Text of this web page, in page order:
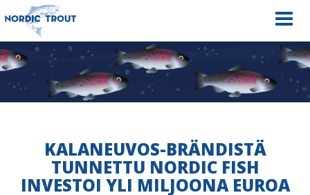
KALANEUVOS-BRÄNDISTÄ
TUNNETTU NORDIC FISH
INVESTOI YLI MILJOONA EUROA